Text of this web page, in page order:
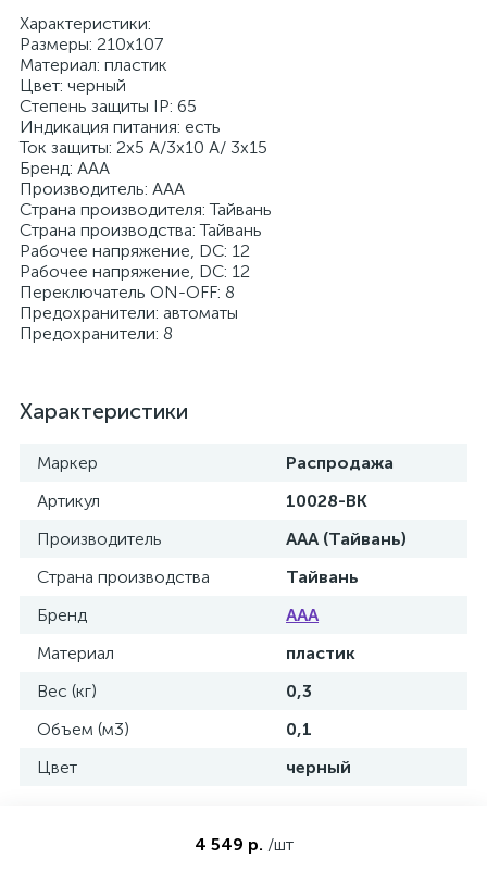
Характеристики:
Размеры: 210х107
Материал: пластик
Цвет: черный
Степень защиты IP: 65
Индикация питания: есть
Ток защиты: 2х5 А/3х10 А/ 3х15
Бренд: AAA
Производитель: AAA
Страна производителя: Тайвань
Страна производства: Тайвань
Рабочее напряжение, DC: 12
Рабочее напряжение, DC: 12
Переключатель ON-OFF: 8
Предохранители: автоматы
Предохранители: 8
Характеристики
Маркер
Распродажа
Артикул
10028-BK
Производитель
AAA (Тайвань)
Страна производства
Тайвань
Бренд
AAA
Материал
пластик
Вес (кг)
0,3
Объем (м3)
0,1
Цвет
черный
4 549 р. /шт